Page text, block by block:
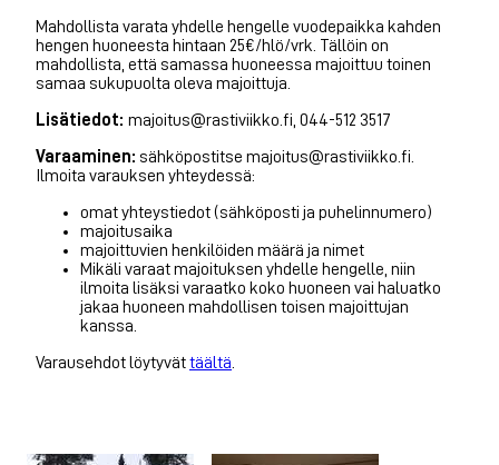
Mahdollista varata yhdelle hengelle vuodepaikka kahden
hengen huoneesta hintaan 25€/hlö/vrk. Tällöin on
mahdollista, että samassa huoneessa majoittuu toinen
samaa sukupuolta oleva majoittuja.
Lisätiedot: majoitus@rastiviikko.fi, 044-512 3517
Varaaminen: sähköpostitse majoitus@rastiviikko.fi.
Ilmoita varauksen yhteydessä:
omat yhteystiedot (sähköposti ja puhelinnumero)
majoitusaika
majoittuvien henkilöiden määrä ja nimet
Mikäli varaat majoituksen yhdelle hengelle, niin
ilmoita lisäksi varaatko koko huoneen vai haluatko
jakaa huoneen mahdollisen toisen majoittujan
kanssa.
Varausehdot löytyvättäältä